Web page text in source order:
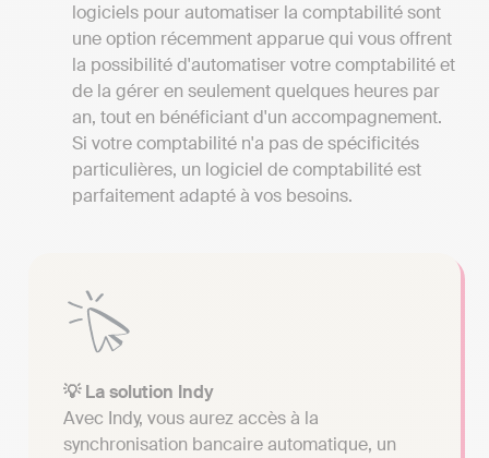
logiciels pour automatiser la comptabilité sont
une option récemment apparue qui vous offrent
la possibilité d'automatiser votre comptabilité et
de la gérer en seulement quelques heures par
an, tout en bénéficiant d'un accompagnement.
Si votre comptabilité n'a pas de spécificités
particulières, un logiciel de comptabilité est
parfaitement adapté à vos besoins.
💡 La solution Indy
Avec Indy, vous aurez accès à la
synchronisation bancaire automatique, un